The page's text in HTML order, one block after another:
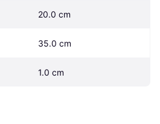
20.0 cm
35.0 cm
1.0 cm